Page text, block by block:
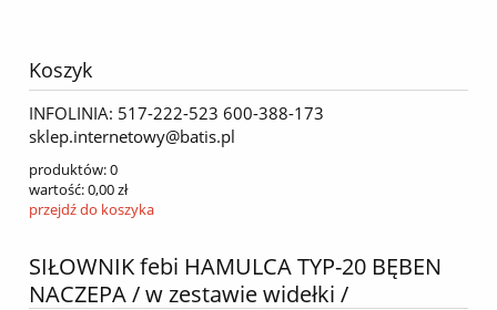
Koszyk
INFOLINIA: 517-222-523 600-388-173
sklep.internetowy@batis.pl
produktów:0
wartość:0,00 zł
przejdź do koszyka
SIŁOWNIK febi HAMULCA TYP-20 BĘBEN
NACZEPA / w zestawie widełki /